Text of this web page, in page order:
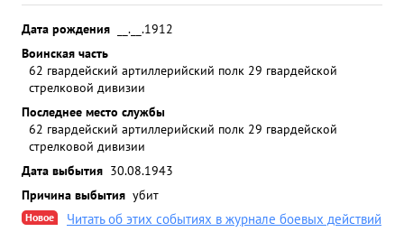
Дата рождения
__.__.1912
Воинская часть
62 гвардейский артиллерийский полк 29 гвардейской
стрелковой дивизии
Последнее место службы
62 гвардейский артиллерийский полк 29 гвардейской
стрелковой дивизии
Дата выбытия 30.08.1943
Причина выбытия убит
Новое
Читать об этих событиях в журнале боевых действий